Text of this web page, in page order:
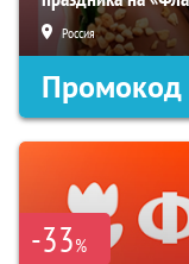
Россия
Промокод
-33%